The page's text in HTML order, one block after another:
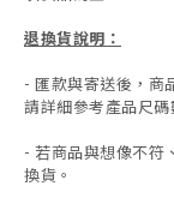
退換貨說明：
- 匯款與寄送後，商
請詳細參考產品尺碼
- 若商品與想像不符
換貨。